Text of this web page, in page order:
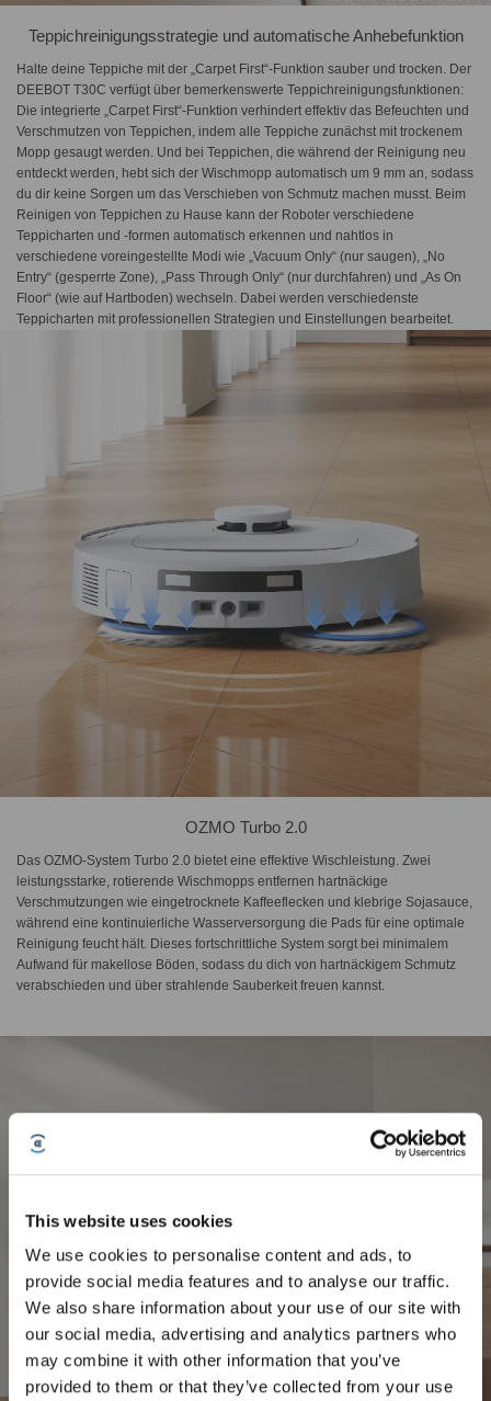
This website uses cookies
We use cookies to personalise content and ads, to
provide social media features and to analyse our traffic.
We also share information about your use of our site with
our social media, advertising and analytics partners who
may combine it with other information that you’ve
provided to them or that they’ve collected from your use
Teppichreinigungsstrategie und automatische Anhebefunktion
Halte deine Teppiche mit der „Carpet First“-Funktion sauber und trocken. Der
DEEBOT T30C verfügt über bemerkenswerte Teppichreinigungsfunktionen:
Die integrierte „Carpet First“-Funktion verhindert effektiv das Befeuchten und
Verschmutzen von Teppichen, indem alle Teppiche zunächst mit trockenem
Mopp gesaugt werden. Und bei Teppichen, die während der Reinigung neu
entdeckt werden, hebt sich der Wischmopp automatisch um 9 mm an, sodass
du dir keine Sorgen um das Verschieben von Schmutz machen musst. Beim
Reinigen von Teppichen zu Hause kann der Roboter verschiedene
Teppicharten und -formen automatisch erkennen und nahtlos in
verschiedene voreingestellte Modi wie „Vacuum Only“ (nur saugen), „No
Entry“ (gesperrte Zone), „Pass Through Only“ (nur durchfahren) und „As On
Floor“ (wie auf Hartboden) wechseln. Dabei werden verschiedenste
Teppicharten mit professionellen Strategien und Einstellungen bearbeitet.
OZMO Turbo 2.0
Das OZMO-System Turbo 2.0 bietet eine effektive Wischleistung. Zwei
leistungsstarke, rotierende Wischmopps entfernen hartnäckige
Verschmutzungen wie eingetrocknete Kaffeeflecken und klebrige Sojasauce,
während eine kontinuierliche Wasserversorgung die Pads für eine optimale
Reinigung feucht hält. Dieses fortschrittliche System sorgt bei minimalem
Aufwand für makellose Böden, sodass du dich von hartnäckigem Schmutz
verabschieden und über strahlende Sauberkeit freuen kannst.
* Registrieren und Belohnungen sichern